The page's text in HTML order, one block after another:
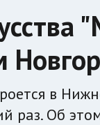
в
раз. Об